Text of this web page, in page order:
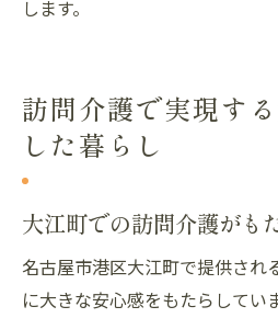
します。
訪問介護で実現す
した暮らし
大江町での訪問介護がも
名古屋市港区大江町で提供され
に大きな安心感をもたらしてい